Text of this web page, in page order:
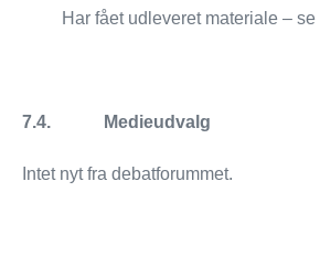
Har fået udleveret materiale –
7.4. Medieudvalg
Intet nyt fra debatforummet.